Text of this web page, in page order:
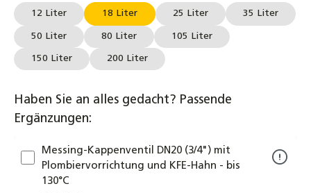
12 Liter 18 Liter 25 Liter 35 Liter
50 Liter 80 Liter 105 Liter
150 Liter 200 Liter
Haben Sie an alles gedacht? Passende
Ergänzungen:
Messing-Kappenventil DN20 (3/4") mit
Plombiervorrichtung und KFE-Hahn - bis
130°C